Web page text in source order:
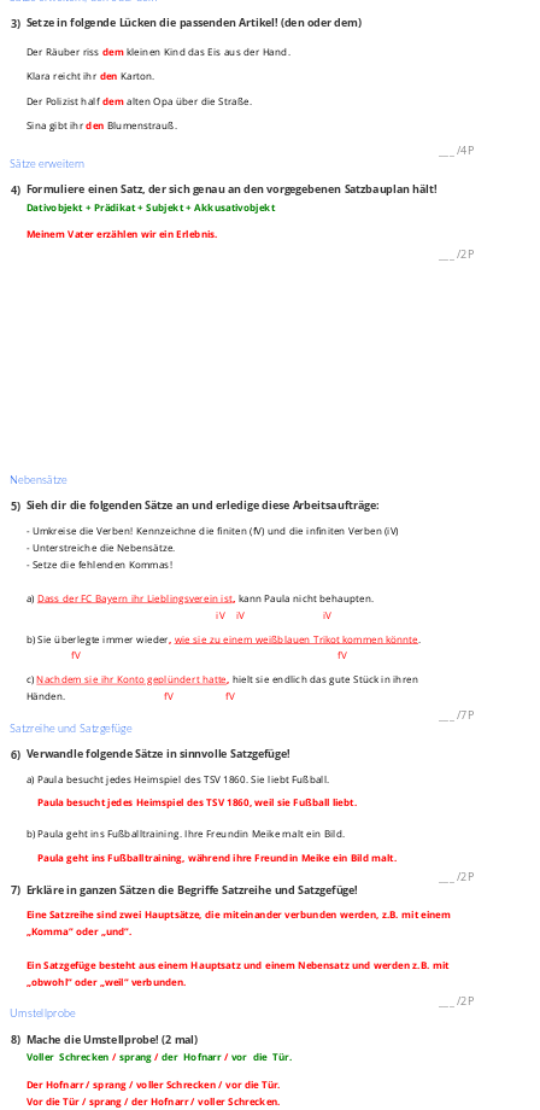
3) Setze in folgende Lücken die passenden Artikel! (den oder dem)
Der Räuber riss demkleinen Kind das Eis aus der Hand.
Klara reicht ihr den Karton.
Der Polizist halfdemalten Opa über die Straße.
Sina gibt ihrden Blumenstrauß.
/4P
Sätze erweitern
4) Formuliere einen Satz, der sich genau an den vorgegebenen Satzbauplan hält!
Dativobjekt + Prädikat + Subjekt + Akkusativobjekt
Meinem Vater erzählen wir ein Erlebnis.
/2P
Nebensätze
5) Sieh dir die folgenden Sätze an und erledige diese Arbeitsaufträge:
- Umkreise die Verben! Kennzeichne die finiten (fV) und die infiniten Verben (iV)
- Unterstreiche die Nebensätze.
- Setze die fehlenden Kommas!
a) Dass der FC Bayern ihr Lieblingsverein ist, kann Paula nicht behaupten.
iV iV iV
b) Sie überlegte immer wieder wie sie zu einem weißblauen Trikot kommen könnte
fV fV
c)Nachdem sie ihr Konto geplündert hatte, hielt sie endlich das gute Stück in ihren
Händen.
fV fV
/7P
Satzreihe und Satzgefüge
6) Verwandle folgende Sätze in sinnvolle Satzgefüge!
a) Paula besucht jedes Heimspiel des TSV 1860. Sie liebt Fußball.
Paula besucht jedes Heimspiel des TSV 1860, weil sie Fußball liebt.
b) Paula geht ins Fußballtraining. Ihre Freundin Meike malt ein Bild.
Paula geht ins Fußballtraining, während ihre Freundin Meike ein Bild malt.
/2P
7) Erkläre in ganzen Sätzen die Begriffe Satzreihe und Satzgefüge!
Eine Satzreihe sind zwei Hauptsätze, die miteinander verbunden werden, z.B. mit einem
„Komma“ oder „und“.
Ein Satzgefüge besteht aus einem Hauptsatz und einem Nebensatz und werden z.B. mit
„obwohl“ oder „weil“ verbunden.
/2P
Umstellprobe
8) Mache die Umstellprobe! (2 mal)
Voller Schrecken /sprang/der Hofnarr/vor die Tür.
Der Hofnarr / sprang / voller Schrecken / vor die Tür.
Vor die Tür / sprang / der Hofnarr / voller Schrecken.